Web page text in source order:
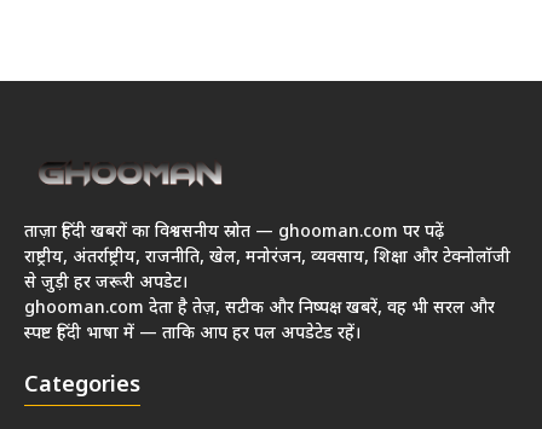
ताज़ा हिंदी खबरों का विश्वसनीय स्रोत — ghooman.com पर पढ़ें
राष्ट्रीय, अंतर्राष्ट्रीय, राजनीति, खेल, मनोरंजन, व्यवसाय, शिक्षा और टेक्नोलॉजी
से जुड़ी हर जरूरी अपडेट।
ghooman.com देता है तेज़, सटीक और निष्पक्ष खबरें, वह भी सरल और
स्पष्ट हिंदी भाषा में — ताकि आप हर पल अपडेटेड रहें।
Categories